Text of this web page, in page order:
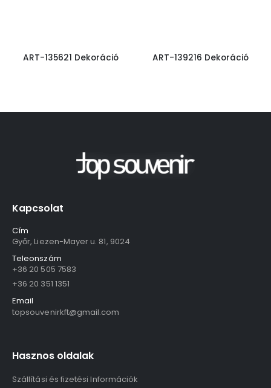
ART-135621 Dekoráció ART-139216 Dekoráció
Kapcsolat
Cím
Győr, Liezen-Mayer u. 81, 9024
Teleonszám
+36 20 505 7583
+36 20 351 1351
Email
topsouvenirkft@gmail.com
Hasznos oldalak
Szállítási és fizetési Információk